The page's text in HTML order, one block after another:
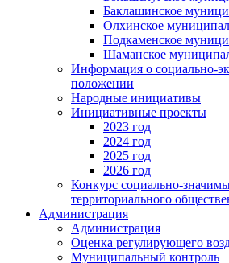
Баклашинское
Олхинское
Подкаменское
Шаманское
Информация о социально-
положении
Народные инициативы
Инициативные проекты
2023 год
2024 год
2025 год
2026 год
Конкурс социально-
территориального
Администрация
Администрация
Оценка регулирующего
Муниципальный контроль